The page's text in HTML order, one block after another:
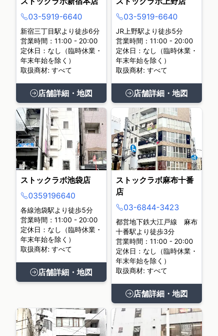
03-5919-6640
新宿三丁目駅より徒歩6分
営業時間：11:00 - 20:00
定休日：なし（臨時休業・
年末年始を除く）
取扱商材: すべて
店舗詳細・地図
03-5919-6640
JR上野駅より徒歩5分
営業時間：11:00 - 20:00
定休日：なし（臨時休業・
年末年始を除く）
取扱商材: すべて
店舗詳細・地図
ストックラボ池袋店
0359196640
各線池袋駅より徒歩5分
営業時間：11:00 - 20:00
定休日：なし（臨時休業・
年末年始を除く）
取扱商材: すべて
店舗詳細・地図
ストックラボ麻布十番
店
03-6844-3423
都営地下鉄大江戸線 麻布
十番駅より徒歩3分
営業時間：11:00 - 20:00
定休日：なし（臨時休業・
年末年始を除く）
取扱商材: すべて
店舗詳細・地図